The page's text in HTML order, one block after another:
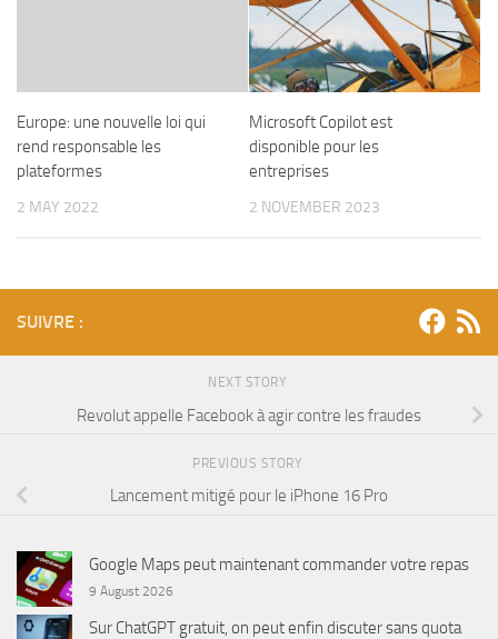
Europe: une nouvelle loi qui
rend responsable les
plateformes
2 MAY 2022
Microsoft Copilot est
disponible pour les
entreprises
2 NOVEMBER 2023
SUIVRE :
NEXT STORY
Revolut appelle Facebook à agir contre les fraudes
PREVIOUS STORY
Lancement mitigé pour le iPhone 16 Pro
Google Maps peut maintenant commander votre repas
9 August 2026
Sur ChatGPT gratuit, on peut enfin discuter sans quota